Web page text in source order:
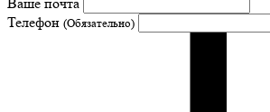
Телефон (Обязательно)